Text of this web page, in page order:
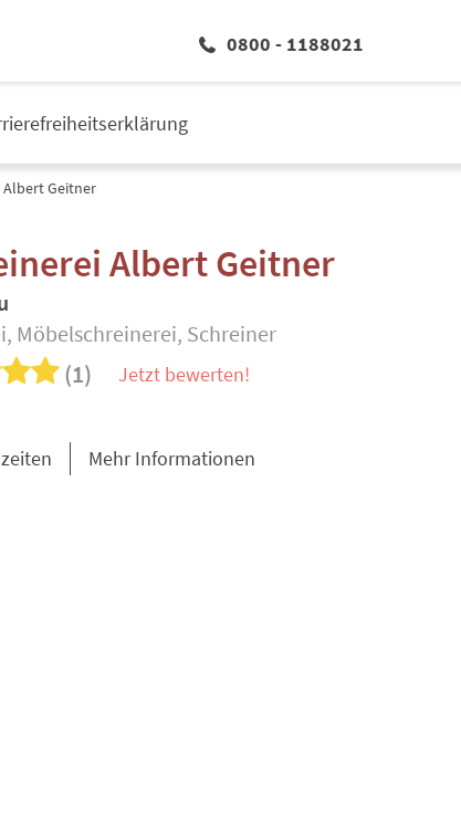
0800 - 1188021
Albert Geitner
Albert Geitner
Möbelschreinerei, Schreiner
(1) Jetzt bewerten!
Mehr Informationen